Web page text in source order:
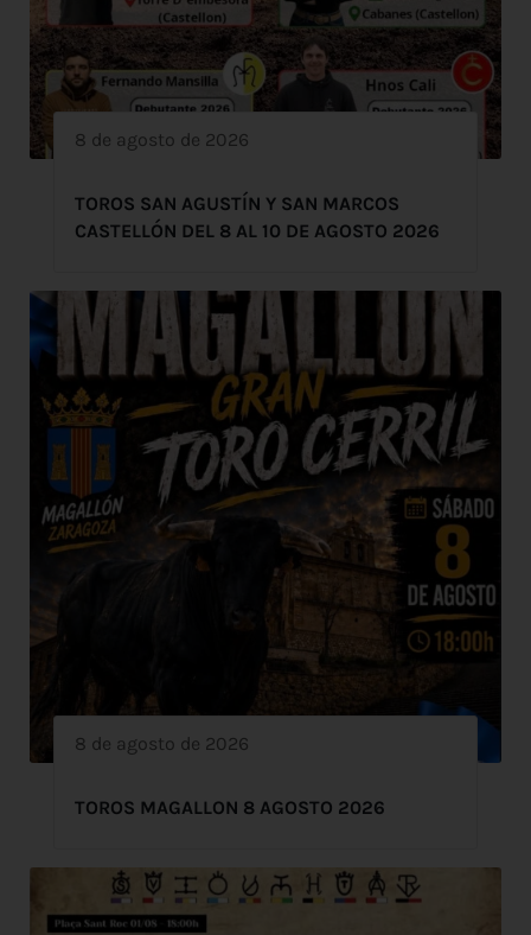
8 de agosto de 2026
TOROS SAN AGUSTÍN Y SAN MARCOS
CASTELLÓN DEL 8 AL 10 DE AGOSTO 2026
8 de agosto de 2026
TOROS MAGALLON 8 AGOSTO 2026